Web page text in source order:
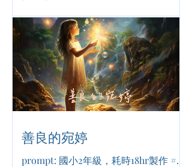
善良的宛婷
prompt: 國小2年級，耗時18hr製作 #魔